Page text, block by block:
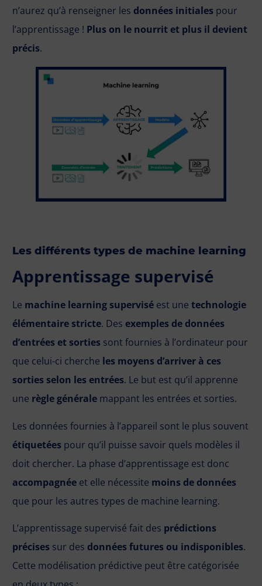
n’aurez qu’à renseigner les données initiales pour
l’apprentissage ! Plus on le nourrit et plus il devient
précis.
Les différents types de machine learning
Apprentissage supervisé
Le machine learning supervisé est une technologie
élémentaire stricte. Des exemples de données
d’entrées et sorties sont fournies à l’ordinateur pour
que celui-ci cherche les moyens d’arriver à ces
sorties selon les entrées. Le but est qu’il apprenne
une règle générale mappant les entrées et sorties.
Les données fournies à l’appareil sont le plus souvent
étiquetées pour qu’il puisse savoir quels modèles il
doit chercher. La phase d’apprentissage est donc
accompagnée et elle nécessite moins de données
que pour les autres types de machine learning.
L’apprentissage supervisé fait des prédictions
précises sur des données futures ou indisponibles.
Cette modélisation prédictive peut être catégorisée